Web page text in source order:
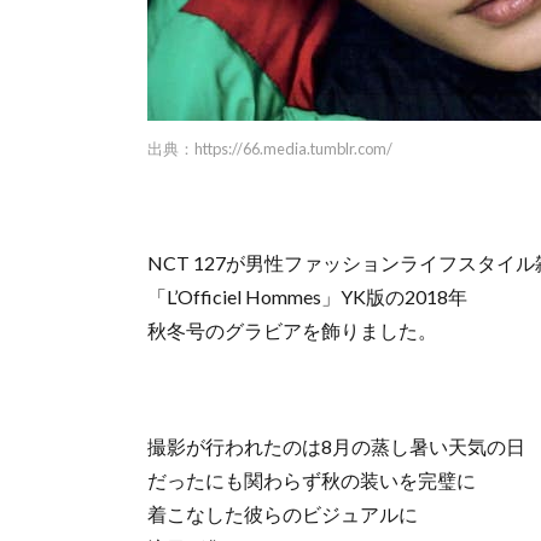
出典： https://66.media.tumblr.com/
NCT 127が男性ファッションライフスタイル
「L’Officiel Hommes」YK版の2018年
秋冬号のグラビアを飾りました。
撮影が行われたのは8月の蒸し暑い天気の日
だったにも関わらず秋の装いを完璧に
着こなした彼らのビジュアルに